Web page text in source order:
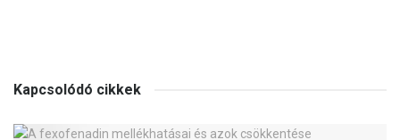
Kapcsolódó cikkek